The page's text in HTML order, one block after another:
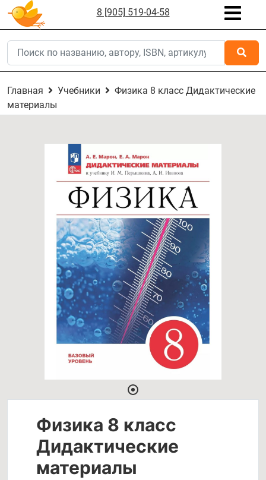
8 [905] 519-04-58
Главная Учебники
Физика 8 класс Дидактические
материалы
Физика 8 класс
Дидактические
материалы